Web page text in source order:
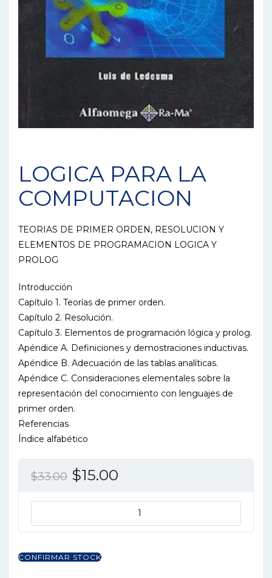
LOGICA PARA LA
COMPUTACION
TEORIAS DE PRIMER ORDEN, RESOLUCION Y
ELEMENTOS DE PROGRAMACION LOGICA Y
PROLOG
Introducción
Capítulo 1. Teorías de primer orden.
Capítulo 2. Resolución.
Capítulo 3. Elementos de programación lógica y prolog.
Apéndice A. Definiciones y demostraciones inductivas.
Apéndice B. Adecuación de las tablas analíticas.
Apéndice C. Consideraciones elementales sobre la
representación del conocimiento con lenguajes de
primer orden.
Referencias
Índice alfabético
$33.00 El
era:
$15.00
actual
es:
COMPUTACION
CONFIRMAR STOCK